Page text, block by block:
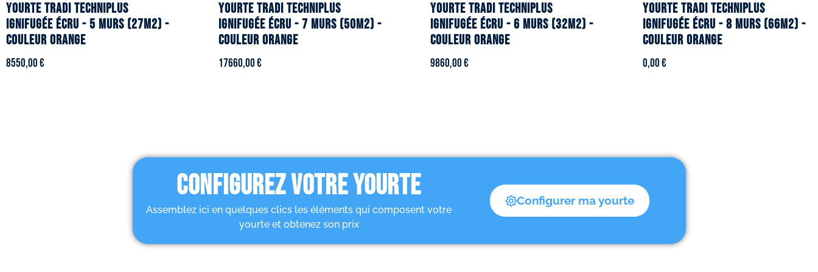
YOURTE TRADI TECHNIPLUS
ignifugée écru - 5 murs (27m2) -
Couleur orange
8550,00€
YOURTE TRADI TECHNIPLUS
ignifugée écru - 7 murs (50m2) -
Couleur orange
17660,00€
YOURTE TRADI TECHNIPLUS
ignifugée écru - 6 murs (32m2) -
Couleur orange
9860,00€
YOURTE TRADI TECHNIPLUS
ignifugée écru - 8 murs (66m2) -
Couleur orange
0,00€
CONFIGUREZ VOTRE YOURTE
Assemblez ici en quelques clics les éléments qui composent votre
yourte et obtenez son prix
Configurer ma yourte